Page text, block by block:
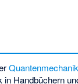
Quantenmechanik
Handbüchern